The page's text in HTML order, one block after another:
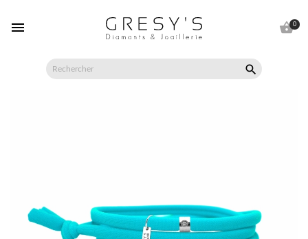
 0
